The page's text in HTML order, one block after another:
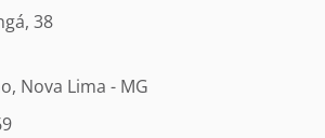
38
Nova Lima - MG